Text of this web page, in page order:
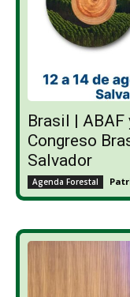
Brasil | ABAF
Congreso
Salvador
Agenda Forestal